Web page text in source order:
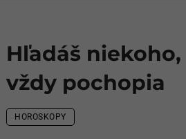
Hľadáš
vždy pochopia
HOROSKOPY